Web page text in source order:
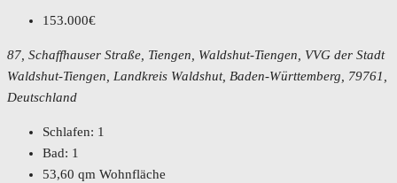
153.000€
87, Schaffhauser Straße, Tiengen, Waldshut-Tiengen, VVG der Stadt
Waldshut-Tiengen, Landkreis Waldshut, Baden-Württemberg, 79761,
Deutschland
Schlafen: 1
Bad: 1
53,60 qm Wohnfläche